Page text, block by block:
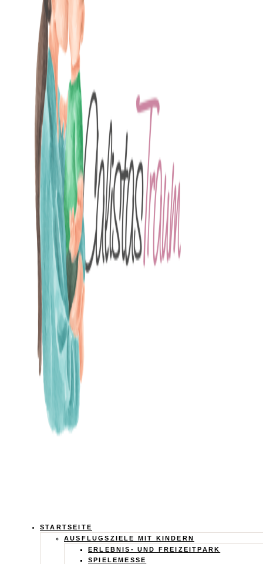
Calistas
Traum
STARTSEITE
AUSFLUGSZIELE MIT KINDERN
ERLEBNIS- UND FREIZEITPARK
SPIELEMESSE